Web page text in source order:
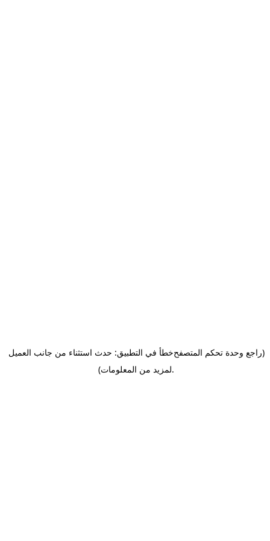
خطأ في التطبيق: حدث استثناء من جانب العميل(راجع وحدة تحكم المتصفح
لمزيد من المعلومات).